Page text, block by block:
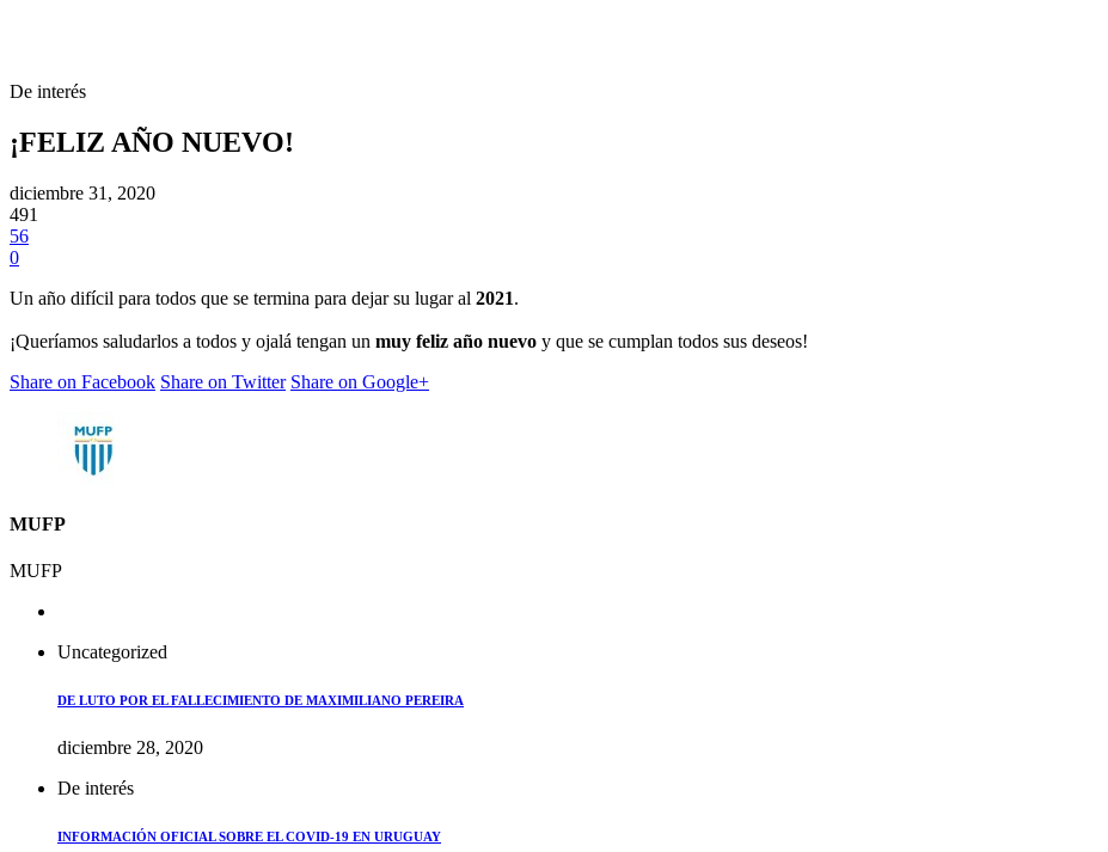
De interés
¡FELIZ AÑO NUEVO!
diciembre 31, 2020
491
56
0
Un año difícil para todos que se termina para dejar su lugar al 2021.
¡Queríamos saludarlos a todos y ojalá tengan un muy feliz año nuevo y que se cumplan todos sus deseos!
Share on Facebook Share on Twitter Share on Google+
MUFP
MUFP
Uncategorized
DE LUTO POR EL FALLECIMIENTO DE MAXIMILIANO PEREIRA
diciembre 28, 2020
De interés
INFORMACIÓN OFICIAL SOBRE EL COVID-19 EN URUGUAY